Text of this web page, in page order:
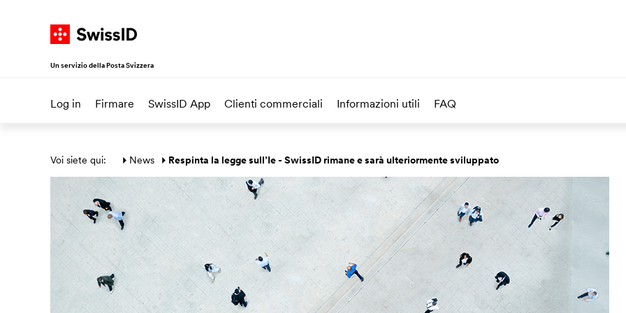
Navigate su SwissID
Un servizio della Posta Svizzera
Log in Firmare SwissID App Clienti commerciali Informazioni utili FAQ
Area principale
Voi siete qui: News Respinta la legge sull’Ie - SwissID rimane e sarà ulteriormente sviluppato